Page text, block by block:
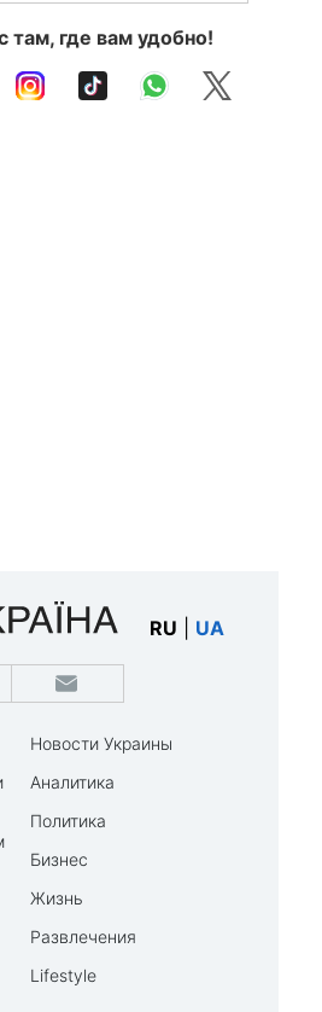
там, где вам удобно!
RU UA
Новости Украины
Аналитика
Политика
Бизнес
Жизнь
Развлечения
Lifestyle